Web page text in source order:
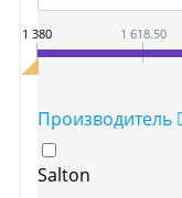
1 380 1 618.50
Производитель
Salton